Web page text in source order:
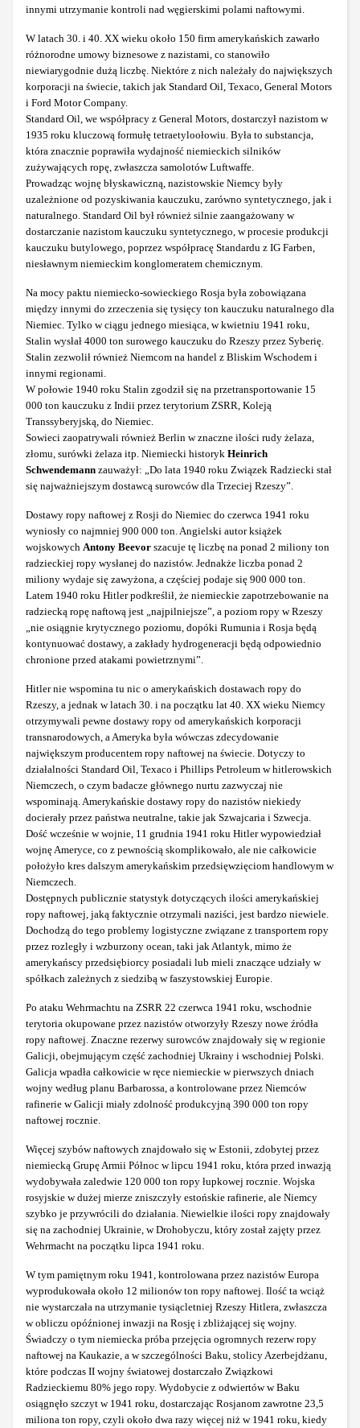
innymi utrzymanie kontroli nad węgierskimi polami naftowymi.
W latach 30. i 40. XX wieku około 150 firm amerykańskich zawarło
różnorodne umowy biznesowe z nazistami, co stanowiło
niewiarygodnie dużą liczbę. Niektóre z nich należały do największych
korporacji na świecie, takich jak Standard Oil, Texaco, General Motors
i Ford Motor Company.
Standard Oil, we współpracy z General Motors, dostarczył nazistom w
1935 roku kluczową formułę tetraetyloołowiu. Była to substancja,
która znacznie poprawiła wydajność niemieckich silników
zużywających ropę, zwłaszcza samolotów Luftwaffe.
Prowadząc wojnę błyskawiczną, nazistowskie Niemcy były
uzależnione od pozyskiwania kauczuku, zarówno syntetycznego, jak i
naturalnego. Standard Oil był również silnie zaangażowany w
dostarczanie nazistom kauczuku syntetycznego, w procesie produkcji
kauczuku butylowego, poprzez współpracę Standardu z IG Farben,
niesławnym niemieckim konglomeratem chemicznym.
Na mocy paktu niemiecko-sowieckiego Rosja była zobowiązana
między innymi do zrzeczenia się tysięcy ton kauczuku naturalnego dla
Niemiec. Tylko w ciągu jednego miesiąca, w kwietniu 1941 roku,
Stalin wysłał 4000 ton surowego kauczuku do Rzeszy przez Syberię.
Stalin zezwolił również Niemcom na handel z Bliskim Wschodem i
innymi regionami.
W połowie 1940 roku Stalin zgodził się na przetransportowanie 15
000 ton kauczuku z Indii przez terytorium ZSRR, Koleją
Transsyberyjską, do Niemiec.
Sowieci zaopatrywali również Berlin w znaczne ilości rudy żelaza,
złomu, surówki żelaza itp. Niemiecki historyk Heinrich
Schwendemann zauważył: „Do lata 1940 roku Związek Radziecki stał
się najważniejszym dostawcą surowców dla Trzeciej Rzeszy”.
Dostawy ropy naftowej z Rosji do Niemiec do czerwca 1941 roku
wyniosły co najmniej 900 000 ton. Angielski autor książek
wojskowych Antony Beevor szacuje tę liczbę na ponad 2 miliony ton
radzieckiej ropy wysłanej do nazistów. Jednakże liczba ponad 2
miliony wydaje się zawyżona, a częściej podaje się 900 000 ton.
Latem 1940 roku Hitler podkreślił, że niemieckie zapotrzebowanie na
radziecką ropę naftową jest „najpilniejsze”, a poziom ropy w Rzeszy
„nie osiągnie krytycznego poziomu, dopóki Rumunia i Rosja będą
kontynuować dostawy, a zakłady hydrogeneracji będą odpowiednio
chronione przed atakami powietrznymi”.
Hitler nie wspomina tu nic o amerykańskich dostawach ropy do
Rzeszy, a jednak w latach 30. i na początku lat 40. XX wieku Niemcy
otrzymywali pewne dostawy ropy od amerykańskich korporacji
transnarodowych, a Ameryka była wówczas zdecydowanie
największym producentem ropy naftowej na świecie. Dotyczy to
działalności Standard Oil, Texaco i Phillips Petroleum w hitlerowskich
Niemczech, o czym badacze głównego nurtu zazwyczaj nie
wspominają. Amerykańskie dostawy ropy do nazistów niekiedy
docierały przez państwa neutralne, takie jak Szwajcaria i Szwecja.
Dość wcześnie w wojnie, 11 grudnia 1941 roku Hitler wypowiedział
wojnę Ameryce, co z pewnością skomplikowało, ale nie całkowicie
położyło kres dalszym amerykańskim przedsięwzięciom handlowym w
Niemczech.
Dostępnych publicznie statystyk dotyczących ilości amerykańskiej
ropy naftowej, jaką faktycznie otrzymali naziści, jest bardzo niewiele.
Dochodzą do tego problemy logistyczne związane z transportem ropy
przez rozległy i wzburzony ocean, taki jak Atlantyk, mimo że
amerykańscy przedsiębiorcy posiadali lub mieli znaczące udziały w
spółkach zależnych z siedzibą w faszystowskiej Europie.
Po ataku Wehrmachtu na ZSRR 22 czerwca 1941 roku, wschodnie
terytoria okupowane przez nazistów otworzyły Rzeszy nowe źródła
ropy naftowej. Znaczne rezerwy surowców znajdowały się w regionie
Galicji, obejmującym część zachodniej Ukrainy i wschodniej Polski.
Galicja wpadła całkowicie w ręce niemieckie w pierwszych dniach
wojny według planu Barbarossa, a kontrolowane przez Niemców
rafinerie w Galicji miały zdolność produkcyjną 390 000 ton ropy
naftowej rocznie.
Więcej szybów naftowych znajdowało się w Estonii, zdobytej przez
niemiecką Grupę Armii Północ w lipcu 1941 roku, która przed inwazją
wydobywała zaledwie 120 000 ton ropy łupkowej rocznie. Wojska
rosyjskie w dużej mierze zniszczyły estońskie rafinerie, ale Niemcy
szybko je przywrócili do działania. Niewielkie ilości ropy znajdowały
się na zachodniej Ukrainie, w Drohobyczu, który został zajęty przez
Wehrmacht na początku lipca 1941 roku.
W tym pamiętnym roku 1941, kontrolowana przez nazistów Europa
wyprodukowała około 12 milionów ton ropy naftowej. Ilość ta wciąż
nie wystarczała na utrzymanie tysiącletniej Rzeszy Hitlera, zwłaszcza
w obliczu opóźnionej inwazji na Rosję i zbliżającej się wojny.
Świadczy o tym niemiecka próba przejęcia ogromnych rezerw ropy
naftowej na Kaukazie, a w szczególności Baku, stolicy Azerbejdżanu,
które podczas II wojny światowej dostarczało Związkowi
Radzieckiemu 80% jego ropy. Wydobycie z odwiertów w Baku
osiągnęło szczyt w 1941 roku, dostarczając Rosjanom zawrotne 23,5
miliona ton ropy, czyli około dwa razy więcej niż w 1941 roku, kiedy